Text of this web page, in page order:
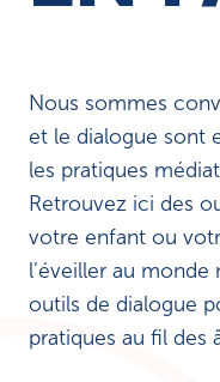
Nous sommes
et le dialogue sont
les pratiques
Retrouvez ici des
votre enfant ou
l’éveiller au monde
outils de dialogue
pratiques au fil des